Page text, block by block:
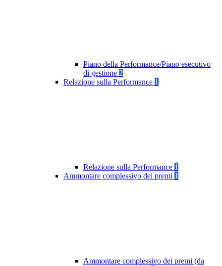
Piano della Performance/Piano esecutivo
di gestione 2
Relazione sulla Performance 1
Relazione sulla Performance 1
Ammontare complessivo dei premi 1
Ammontare complessivo dei premi (da